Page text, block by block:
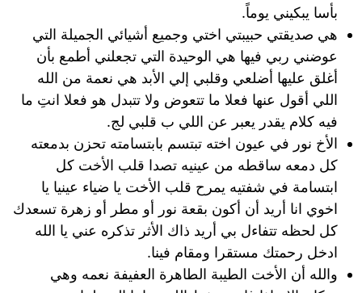
بأسا يبكيني يوماً.
هي صديقتي حبيبتي اختي وجميع أشيائي الجميلة التي
عوضني ربي فيها هي الوحيدة التي تجعلني أطمع بأن
أغلق عليها أضلعي وقلبي إلي الأبد هي نعمة من الله
اللي أقول عنها فعلا ما تتعوض ولا تتبدل هو فعلا انتِ ما
فيه كلام يقدر يعبر عن اللي ب قلبي لج.
الأخ نور في عيون اخته تبتسم بابتسامته تحزن بدمعته
كل دمعه ساقطه من عينيه تصدا قلب الأخت كل
ابتسامة في شفتيه يمرح قلب الأخت يا ضياء عينيا يا
اخوي انا أريد أن أكون بقعة نور أو مطر أو زهرة تسعدك
كل لحظه تتفاءل بي أريد ذاك الأثر تذكره عني يا الله
ادخل رحمتك مستقرا ومقام فينا.
والله أن الأخت الطيبة الطاهرة العفيفة نعمه وهي